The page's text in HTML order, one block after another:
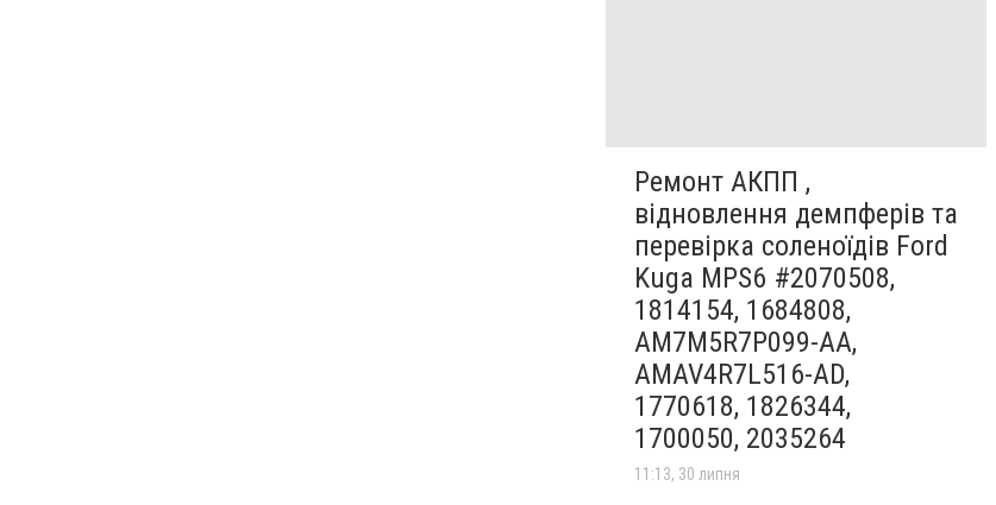
Ремонт АКПП ,
відновлення демпферів та
перевірка соленоїдів Ford
Kuga MPS6 #2070508,
1814154, 1684808,
AM7M5R7P099-AA,
AMAV4R7L516-AD,
1770618, 1826344,
1700050, 2035264
11:13, 30 липня